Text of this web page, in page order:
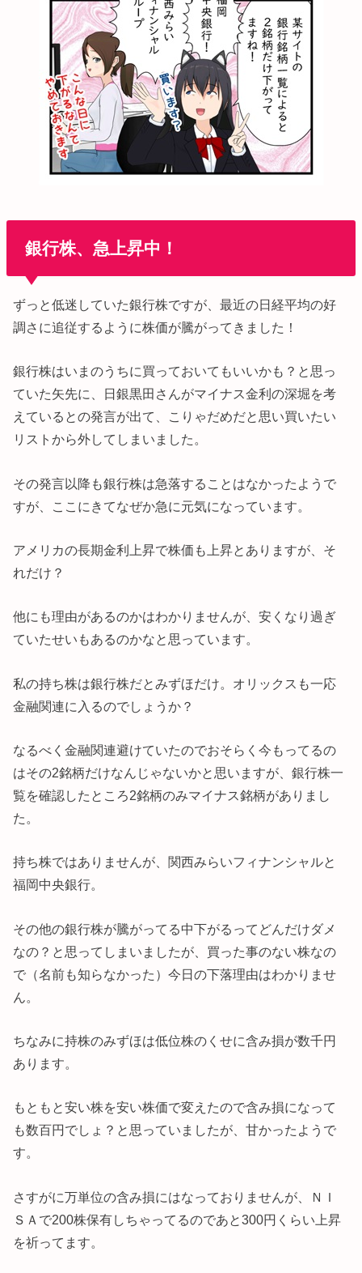
銀行株、急上昇中！
ずっと低迷していた銀行株ですが、最近の日経平均の好
調さに追従するように株価が騰がってきました！
銀行株はいまのうちに買っておいてもいいかも？と思っ
ていた矢先に、日銀黒田さんがマイナス金利の深堀を考
えているとの発言が出て、こりゃだめだと思い買いたい
リストから外してしまいました。
その発言以降も銀行株は急落することはなかったようで
すが、ここにきてなぜか急に元気になっています。
アメリカの長期金利上昇で株価も上昇とありますが、そ
れだけ？
他にも理由があるのかはわかりませんが、安くなり過ぎ
ていたせいもあるのかなと思っています。
私の持ち株は銀行株だとみずほだけ。オリックスも一応
金融関連に入るのでしょうか？
なるべく金融関連避けていたのでおそらく今もってるの
はその2銘柄だけなんじゃないかと思いますが、銀行株一
覧を確認したところ2銘柄のみマイナス銘柄がありまし
た。
持ち株ではありませんが、関西みらいフィナンシャルと
福岡中央銀行。
その他の銀行株が騰がってる中下がるってどんだけダメ
なの？と思ってしまいましたが、買った事のない株なの
で（名前も知らなかった）今日の下落理由はわかりませ
ん。
ちなみに持株のみずほは低位株のくせに含み損が数千円
あります。
もともと安い株を安い株価で変えたので含み損になって
も数百円でしょ？と思っていましたが、甘かったようで
す。
さすがに万単位の含み損にはなっておりませんが、ＮＩ
ＳＡで200株保有しちゃってるのであと300円くらい上昇
を祈ってます。